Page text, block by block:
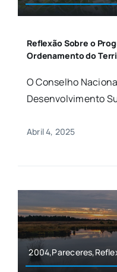
Reflexão Sobre o
Ordenamento do
O Conselho
Desenvolvimento
Abril 4, 2025